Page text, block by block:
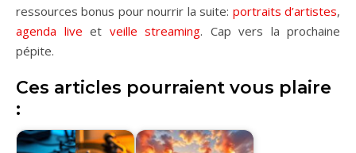
ressources bonus pour nourrir la suite: portraits d’artistes,
agenda live et veille streaming. Cap vers la prochaine
pépite.
Ces articles pourraient vous plaire
: